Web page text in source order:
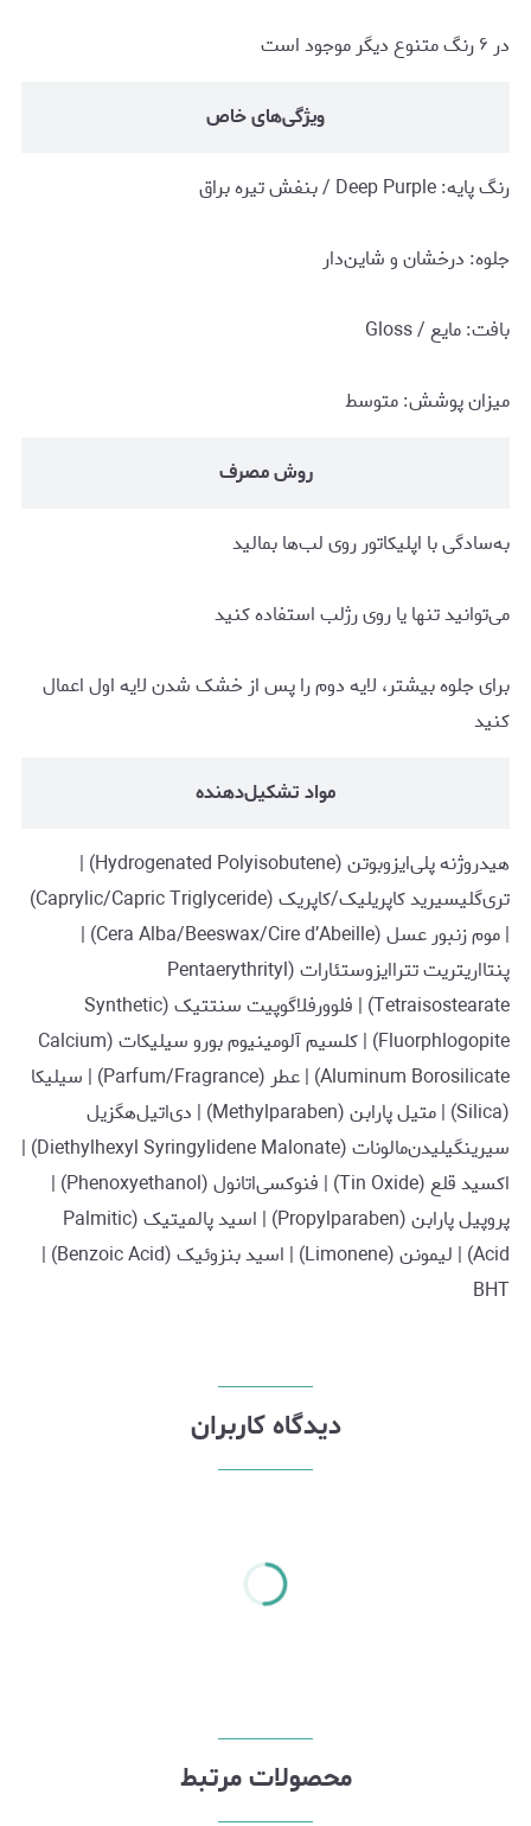
در ۶ رنگ متنوع دیگر موجود است
ویژگی‌های خاص
رنگ پایه: Deep Purple / بنفش تیره براق
جلوه: درخشان و شاین‌دار
بافت: مایع / Gloss
میزان پوشش: متوسط
روش مصرف
به‌سادگی با اپلیکاتور روی لب‌ها بمالید
می‌توانید تنها یا روی رژلب استفاده کنید
برای جلوه بیشتر، لایه دوم را پس از خشک شدن لایه اول اعمال
کنید
مواد تشکیل‌دهنده
هیدروژنه پلی‌ایزوبوتن (Hydrogenated Polyisobutene) |
تری‌گلیسیرید کاپریلیک/کاپریک (Caprylic/Capric Triglyceride)
| موم زنبور عسل (Cera Alba/Beeswax/Cire d’Abeille) |
پنتااریتریت تتراایزوستئارات (Pentaerythrityl
Tetraisostearate) | فلوورفلاگوپیت سنتتیک (Synthetic
Fluorphlogopite) | کلسیم آلومینیوم بورو سیلیکات (Calcium
Aluminum Borosilicate) | عطر (Parfum/Fragrance) | سیلیکا
(Silica) | متیل پارابن (Methylparaben) | دی‌اتیل‌هگزیل
سیرینگیلیدن‌مالونات (Diethylhexyl Syringylidene Malonate) |
اکسید قلع (Tin Oxide) | فنوکسی‌اتانول (Phenoxyethanol) |
پروپیل پارابن (Propylparaben) | اسید پالمیتیک (Palmitic
Acid) | لیمونن (Limonene) | اسید بنزوئیک (Benzoic Acid) |
BHT
دیدگاه کاربران
محصولات مرتبط